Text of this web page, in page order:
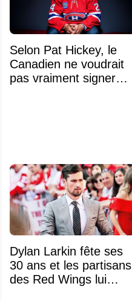
Selon Pat Hickey, le
Canadien ne voudrait
pas vraiment signer
Dylan Larkin fête ses
30 ans et les partisans
des Red Wings lui